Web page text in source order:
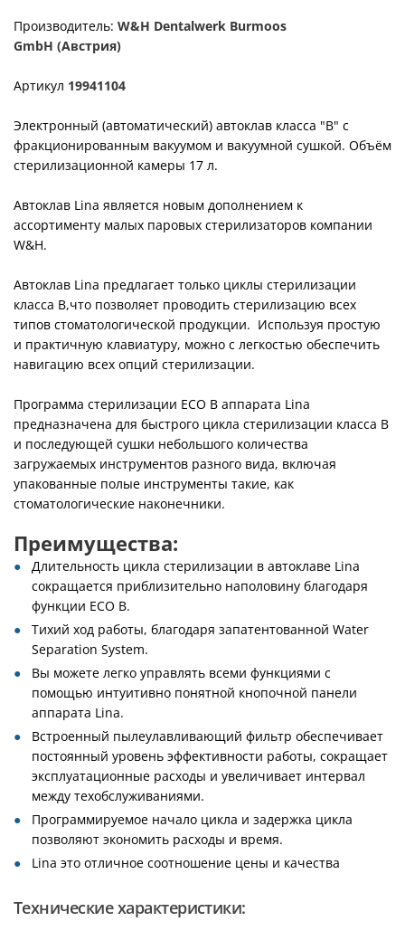
Производитель: W&H Dentalwerk Burmoos
GmbH (Австрия)
Артикул 19941104
Электронный (автоматический) автоклав класса "В" с
фракционированным вакуумом и вакуумной сушкой. Объём
стерилизационной камеры 17 л.
Автоклав Lina является новым дополнением к
ассортименту малых паровых стерилизаторов компании
W&H.
Автоклав Lina предлагает только циклы стерилизации
класса B,что позволяет проводить стерилизацию всех
типов стоматологической продукции. Используя простую
и практичную клавиатуру, можно с легкостью обеспечить
навигацию всех опций стерилизации.
Программа стерилизации ECO B аппарата Lina
предназначена для быстрого цикла стерилизации класса В
и последующей сушки небольшого количества
загружаемых инструментов разного вида, включая
упакованные полые инструменты такие, как
стоматологические наконечники.
Преимущества:
Длительность цикла стерилизации в автоклаве Lina
сокращается приблизительно наполовину благодаря
функции ECO B.
Тихий ход работы, благодаря запатентованной Water
Separation System.
Вы можете легко управлять всеми функциями c
помощью интуитивно понятной кнопочной панели
аппарата Lina.
Встроенный пылеулавливающий фильтр обеспечивает
постоянный уровень эффективности работы, сокращает
эксплуатационные расходы и увеличивает интервал
между техобслуживаниями.
Программируемое начало цикла и задержка цикла
позволяют экономить расходы и время.
Lina это отличное соотношение цены и качества
Технические характеристики: